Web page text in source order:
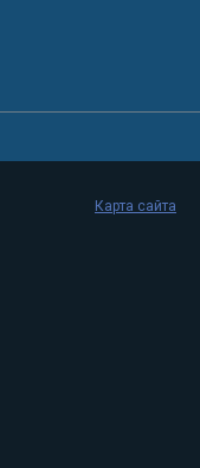
Карта сайта